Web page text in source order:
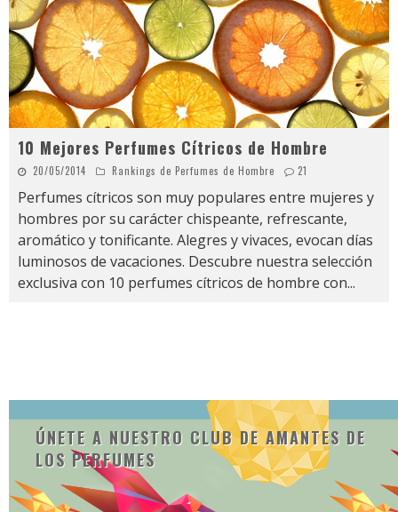
10 Mejores Perfumes Cítricos de Hombre
20/05/2014 Rankings de Perfumes de Hombre 21
Perfumes cítricos son muy populares entre mujeres y
hombres por su carácter chispeante, refrescante,
aromático y tonificante. Alegres y vivaces, evocan días
luminosos de vacaciones. Descubre nuestra selección
exclusiva con 10 perfumes cítricos de hombre con...
ÚNETE A NUESTRO CLUB DE AMANTES DE
LOS PERFUMES